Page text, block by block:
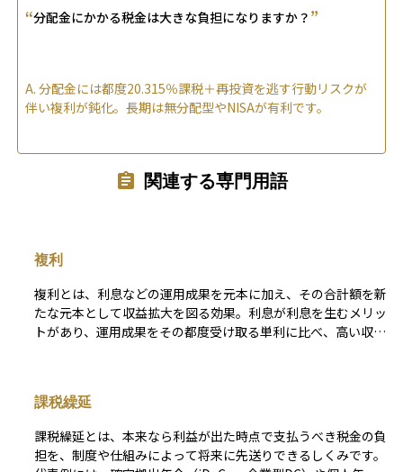
“分配金にかかる税金は大きな負担になりますか？ ”
A. 分配金には都度20.315％課税＋再投資を逃す行動リスクが
伴い複利が鈍化。長期は無分配型やNISAが有利です。
関連する専門用語
複利
複利とは、利息などの運用成果を元本に加え、その合計額を新
たな元本として収益拡大を図る効果。利息が利息を生むメリッ
トがあり、運用成果をその都度受け取る単利に比べ、高い収益
課税繰延
課税繰延とは、本来なら利益が出た時点で支払うべき税金の負
担を、制度や仕組みによって将来に先送りできるしくみです。